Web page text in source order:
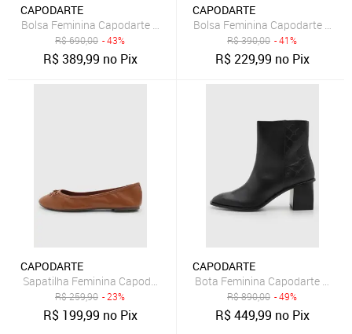
CAPODARTE
Bolsa Feminina Capodarte Monograma Média Caramelo
R$690,00 - 43%
R$389,99 no Pix
CAPODARTE
Bolsa Feminina Capodarte
R$390,00 - 41%
R$229,99 no Pix
CAPODARTE
Sapatilha Feminina Capodarte Couro Laço Caramelo
R$259,90 - 23%
R$ 199,99 no Pix
CAPODARTE
Bota Feminina Capodarte
R$890,00 - 49%
R$449,99 no Pix